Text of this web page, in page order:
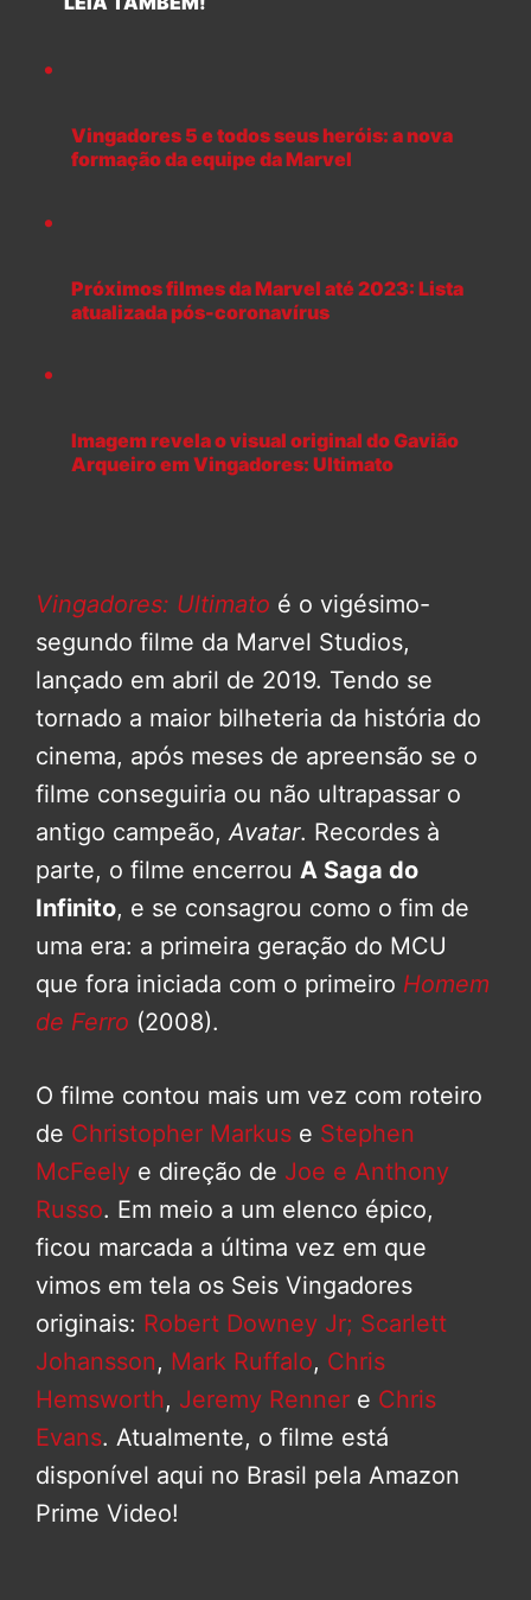
Vingadores 5 e todos seus heróis: a nova
formação da equipe da Marvel
Próximos filmes da Marvel até 2023: Lista
atualizada pós-coronavírus
Imagem revela o visual original do Gavião
Arqueiro em Vingadores: Ultimato
Vingadores: Ultimato é o vigésimo-
segundo filme da Marvel Studios,
lançado em abril de 2019. Tendo se
tornado a maior bilheteria da história do
cinema, após meses de apreensão se o
filme conseguiria ou não ultrapassar o
antigo campeão,Avatar. Recordes à
parte, o filme encerrou A Saga do
Infinito, e se consagrou como o fim de
uma era: a primeira geração do MCU
que fora iniciada com o primeiro Homem
de Ferro (2008).
O filme contou mais um vez com roteiro
de Christopher Markus e Stephen
McFeely e direção de Joe e Anthony
Russo. Em meio a um elenco épico,
ficou marcada a última vez em que
vimos em tela os Seis Vingadores
originais: Robert Downey Jr; Scarlett
Johansson, Mark Ruffalo, Chris
Hemsworth, Jeremy Renner e Chris
Evans. Atualmente, o filme está
disponível aqui no Brasil pela Amazon
Prime Video!